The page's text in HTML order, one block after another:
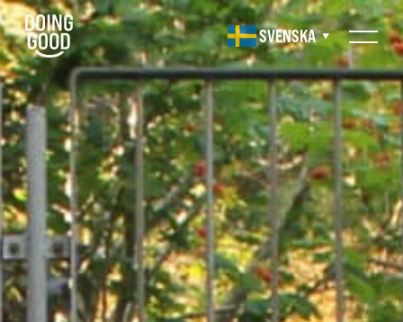
SVENSKA ▼